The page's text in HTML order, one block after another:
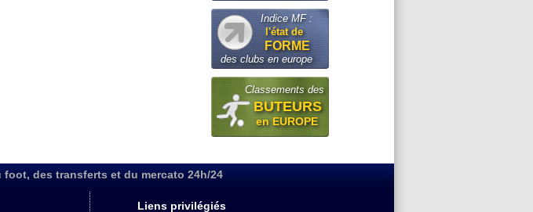
Indice MF :
l'état de
FORME
des clubs en europe
Classements des
BUTEURS
en EUROPE
des transferts et du mercato 24h/24
Liens privilégiés